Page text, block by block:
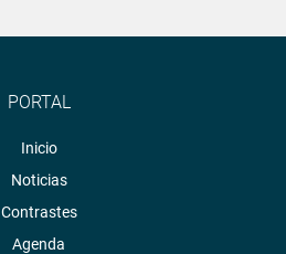
PORTAL
Inicio
Noticias
Contrastes
Agenda